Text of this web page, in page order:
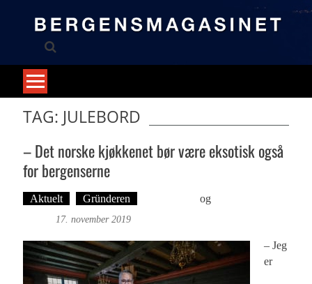
TAG: JULEBORD
– Det norske kjøkkenet bør være eksotisk også
for bergenserne
Aktuelt Gründeren og
17. november 2019
– Jeg
er